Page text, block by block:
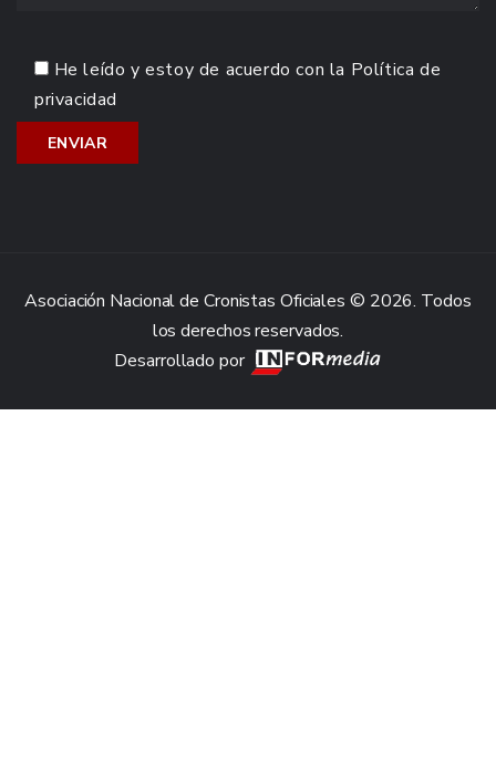
He leído y estoy de acuerdo con la Política de
privacidad
Asociación Nacional de Cronistas Oficiales © 2026. Todos
los derechos reservados.
Desarrollado por